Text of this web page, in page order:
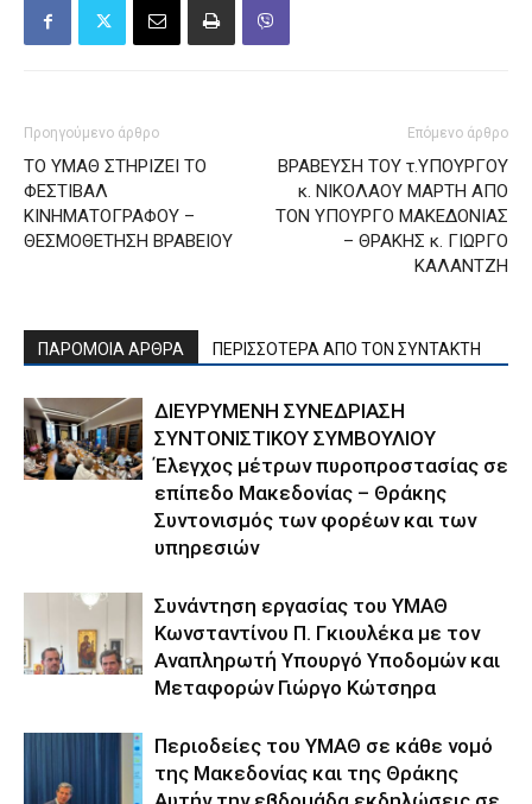
Προηγούμενο άρθρο
ΤΟ ΥΜΑΘ ΣΤΗΡΙΖΕΙ ΤΟ
ΦΕΣΤΙΒΑΛ
ΚΙΝΗΜΑΤΟΓΡΑΦΟΥ –
ΘΕΣΜΟΘΕΤΗΣΗ ΒΡΑΒΕΙΟΥ
Επόμενο άρθρο
ΒΡΑΒΕΥΣΗ ΤΟΥ τ.ΥΠΟΥΡΓΟΥ
κ. ΝΙΚΟΛΑΟΥ ΜΑΡΤΗ ΑΠΟ
ΤΟΝ ΥΠΟΥΡΓΟ ΜΑΚΕΔΟΝΙΑΣ
– ΘΡΑΚΗΣ κ. ΓΙΩΡΓΟ
ΚΑΛΑΝΤΖΗ
ΠΑΡΟΜΟΙΑ ΑΡΘΡΑ ΠΕΡΙΣΣΟΤΕΡΑ ΑΠΟ ΤΟΝ ΣΥΝΤΑΚΤΗ
ΔΙΕΥΡΥΜΕΝΗ ΣΥΝΕΔΡΙΑΣΗ
ΣΥΝΤΟΝΙΣΤΙΚΟΥ ΣΥΜΒΟΥΛΙΟΥ
Έλεγχος μέτρων πυροπροστασίας σε
επίπεδο Μακεδονίας – Θράκης
Συντονισμός των φορέων και των
υπηρεσιών
Συνάντηση εργασίας του ΥΜΑΘ
Κωνσταντίνου Π. Γκιουλέκα με τον
Αναπληρωτή Υπουργό Υποδομών και
Μεταφορών Γιώργο Κώτσηρα
Περιοδείες του ΥΜΑΘ σε κάθε νομό
της Μακεδονίας και της Θράκης